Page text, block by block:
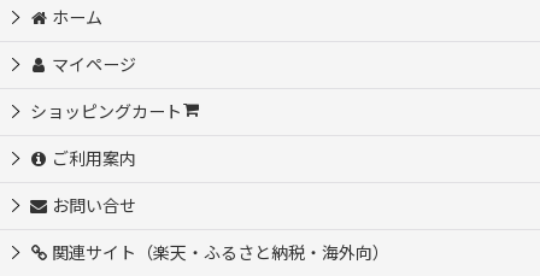
ホーム
マイページ
ショッピングカート
ご利用案内
お問い合せ
関連サイト（楽天・ふるさと納税・海外向）